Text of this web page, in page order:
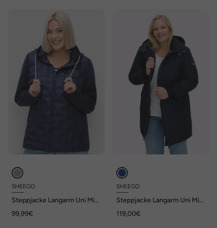
SHEEGO
Steppjacke Langarm Uni Mit
99,99€
SHEEGO
Steppjacke Langarm Uni Mit
119,00€